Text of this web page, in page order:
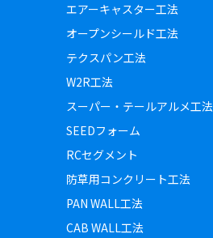
エアーキャスター工法
オープンシールド工法
テクスパン工法
W2R工法
スーパー・テールアルメ工法
SEEDフォーム
RCセグメント
防草用コンクリート工法
PAN WALL工法
CAB WALL工法